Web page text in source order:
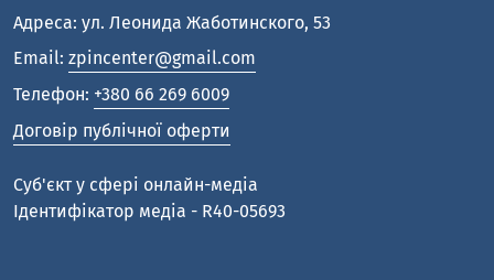
Адреса: ул. Леонида Жаботинского, 53
Email: zpincenter@gmail.com
Телефон: +380 66 269 6009
Договір публічної оферти
Cуб'єкт у сфері онлайн-медіа
Ідентифікатор медіа - R40-05693